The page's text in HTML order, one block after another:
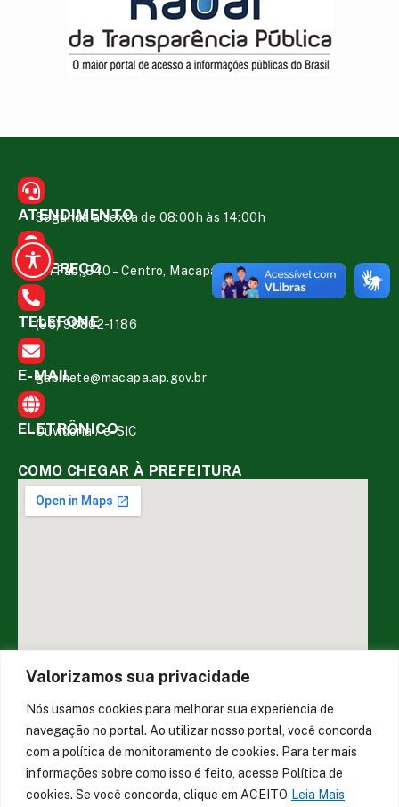
Valorizamos sua privacidade
Nós usamos cookies para melhorar sua experiência de
navegação no portal. Ao utilizar nosso portal, você concorda
com a política de monitoramento de cookies. Para ter mais
informações sobre como isso é feito, acesse Política de
cookies. Se você concorda, clique em ACEITO Leia Mais
ATENDIMENTO
Segunda a sexta de 08:00h às 14:00h
ENDEREÇO
Av. Fab, 840 – Centro, Macapá – AP, 68.900-083
TELEFONE
(96) 98802-1186
E-MAIL
gabinete@macapa.ap.gov.br
ELETRÔNICO
Ouvidoria/e-SIC
COMO CHEGAR À PREFEITURA
DESENVOLVIDO POR CR2
Muito mais que criar site ou sistema para prefeituras!